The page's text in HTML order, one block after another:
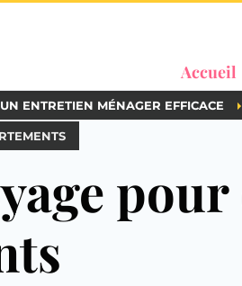
Accueil
ENTRETIEN MÉNAGER EFFICACE